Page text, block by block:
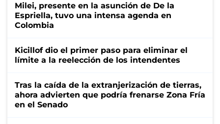
Milei, presente en la asunción de De la
Espriella, tuvo una intensa agenda en
Colombia
Kicillof dio el primer paso para eliminar el
límite a la reelección de los intendentes
Tras la caída de la extranjerización de tierras,
ahora advierten que podría frenarse Zona Fría
en el Senado